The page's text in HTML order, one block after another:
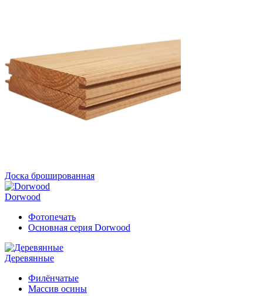
Доска брошированная
Dorwood
Фотопечать
Основная серия Dorwood
Деревянные
Филёнчатые
Массив осины